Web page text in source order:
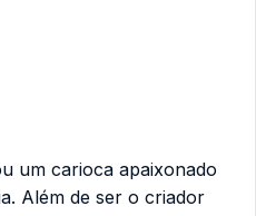
um carioca apaixonado
Além de ser o criador